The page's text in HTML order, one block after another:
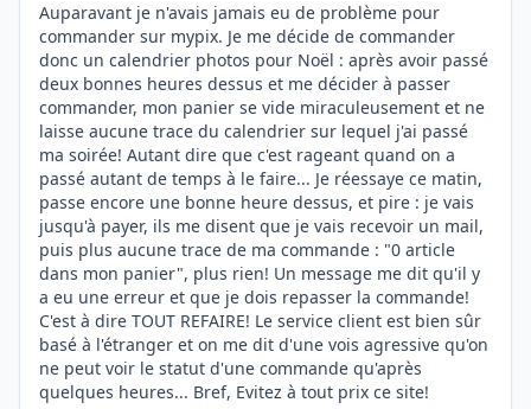
Auparavant je n'avais jamais eu de problème pour
commander sur mypix. Je me décide de commander
donc un calendrier photos pour Noël : après avoir passé
deux bonnes heures dessus et me décider à passer
commander, mon panier se vide miraculeusement et ne
laisse aucune trace du calendrier sur lequel j'ai passé
ma soirée! Autant dire que c'est rageant quand on a
passé autant de temps à le faire... Je réessaye ce matin,
passe encore une bonne heure dessus, et pire : je vais
jusqu'à payer, ils me disent que je vais recevoir un mail,
puis plus aucune trace de ma commande : "0 article
dans mon panier", plus rien! Un message me dit qu'il y
a eu une erreur et que je dois repasser la commande!
C'est à dire TOUT REFAIRE! Le service client est bien sûr
basé à l'étranger et on me dit d'une vois agressive qu'on
ne peut voir le statut d'une commande qu'après
quelques heures... Bref, Evitez à tout prix ce site!